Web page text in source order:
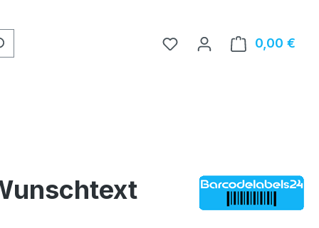
0,00 €